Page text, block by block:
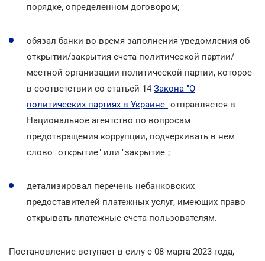
порядке, определенном договором;
обязал банки во время заполнения уведомления об
открытии/закрытия счета политической партии/
местной организации политической партии, которое
в соответствии со статьей 14 Закона "О
политических партиях в Украине" отправляется в
Национальное агентство по вопросам
предотвращения коррупции, подчеркивать в нем
слово "открытие" или "закрытие";
детализировал перечень небанковских
предоставителей платежных услуг, имеющих право
открывать платежные счета пользователям.
Постановление вступает в силу с 08 марта 2023 года,